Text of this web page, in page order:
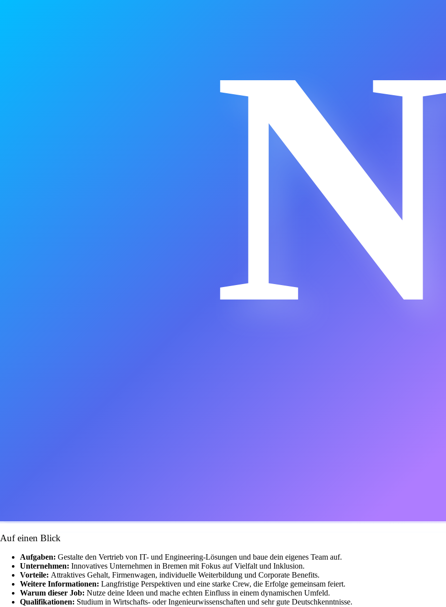
Auf einen Blick
Aufgaben: Gestalte den Vertrieb von IT- und Engineering-Lösungen und baue dein eigenes Team auf.
Unternehmen: Innovatives Unternehmen in Bremen mit Fokus auf Vielfalt und Inklusion.
Vorteile: Attraktives Gehalt, Firmenwagen, individuelle Weiterbildung und Corporate Benefits.
Weitere Informationen: Langfristige Perspektiven und eine starke Crew, die Erfolge gemeinsam feiert.
Warum dieser Job: Nutze deine Ideen und mache echten Einfluss in einem dynamischen Umfeld.
Qualifikationen: Studium in Wirtschafts- oder Ingenieurwissenschaften und sehr gute Deutschkenntnisse.